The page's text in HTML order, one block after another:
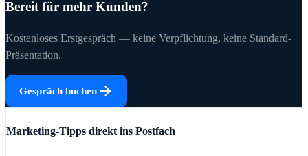
Bereit für mehr Kunden?
Kostenloses Erstgespräch — keine Verpflichtung, keine Standard-
Präsentation.
Gespräch buchen
Marketing-Tipps direkt ins Postfach